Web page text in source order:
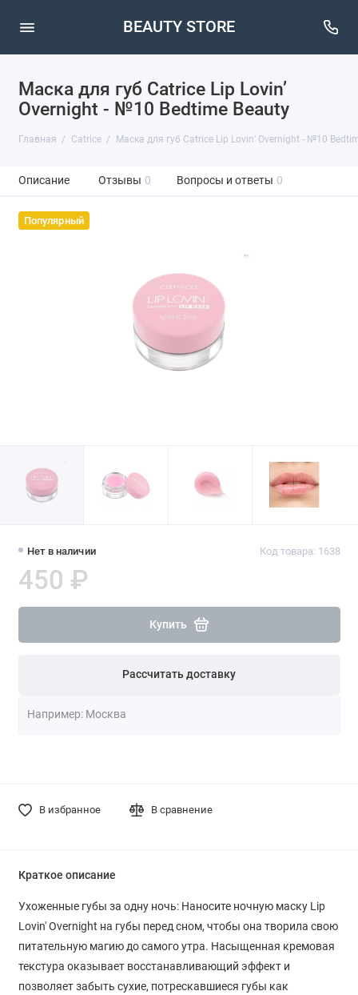
BEAUTY STORE
Маска для губ Catrice Lip Lovin’
Overnight - №10 Bedtime Beauty
Главная Catrice Маска для губ Catrice Lip Lovin’ Overnight - №10
Описание Отзывы 0 Вопросы и ответы 0
Популярный
Нет в наличии Код товара: 1638
450 ₽
Купить
Рассчитать доставку
В избранное В сравнение
Краткое описание
Ухоженные губы за одну ночь: Наносите ночную маску Lip
Lovin' Overnight на губы перед сном, чтобы она творила свою
питательную магию до самого утра. Насыщенная кремовая
текстура оказывает восстанавливающий эффект и
позволяет забыть сухие, потрескавшиеся губы как